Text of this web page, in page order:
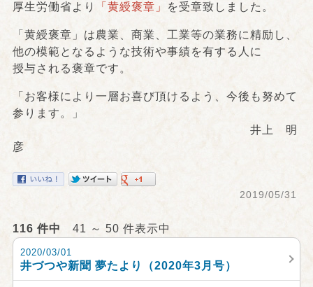
厚生労働省より
「黄綬褒章」 を受章致しました。
「黄綬褒章」は農業、商業、工業等の業務に精励し、
他の模範となるような技術や事績を有する人に
授与される褒章です。
「お客様により一層お喜び頂けるよう、今後も努めて
参ります。」
井上 明
彦
2019/05/31
116 件中 41 ～ 50 件表示中
2020/03/01
井づつや新聞 夢たより（2020年3月号）